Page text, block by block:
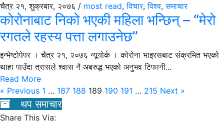
चैत्र २१, शुक्रबार, २०७६ / most read,विचार,विश्व,समाचार
कोरोनाबाट निको भएकी महिला भन्छिन् – “मेरो
रगतले रहस्य पत्ता लगाउनेछ”
इन्भेष्टोपेपर । चैत्र २१, २०७६ न्यूयोर्क । कोरोना भाइरसबाट संक्रमित भएको
थाहा पाउँदा त्रासले श्वास नै अबरुद्ध भएको अनुभव टिफानी...
Read More
« Previous 1 … 187 188 189 190 191 … 215 Next »
थप समाचार
Share This Via: